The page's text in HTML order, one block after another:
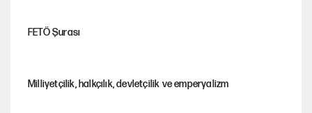
FETÖ Şurası
Milliyetçilik, halkçılık, devletçilik ve emperyalizm